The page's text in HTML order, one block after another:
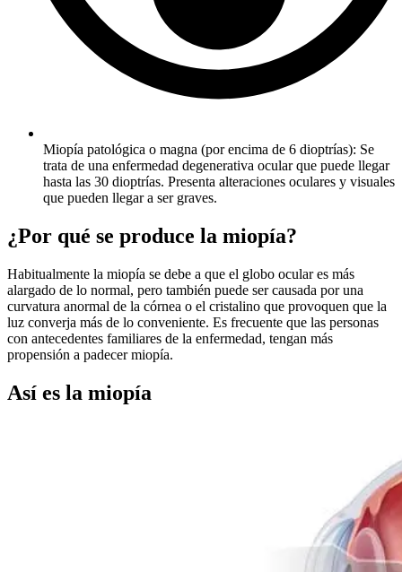
Miopía patológica o magna (por encima de 6 dioptrías): Se
trata de una enfermedad degenerativa ocular que puede llegar
hasta las 30 dioptrías. Presenta alteraciones oculares y visuales
que pueden llegar a ser graves.
¿Por qué se produce la miopía?
Habitualmente la miopía se debe a que el globo ocular es más
alargado de lo normal, pero también puede ser causada por una
curvatura anormal de la córnea o el cristalino que provoquen que la
luz converja más de lo conveniente. Es frecuente que las personas
con antecedentes familiares de la enfermedad, tengan más
propensión a padecer miopía.
Así es la miopía